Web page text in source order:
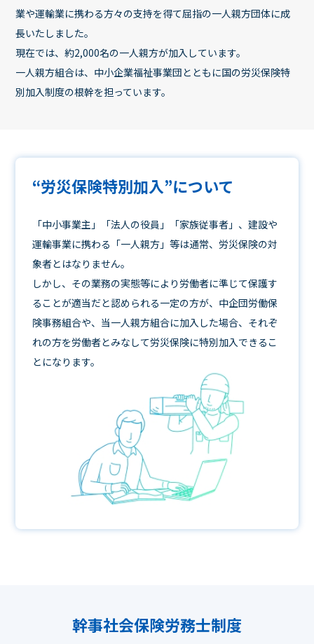
業や運輸業に携わる方々の支持を得て屈指の一人親方団体に成
長いたしました。
現在では、約2,000名の一人親方が加入しています。
一人親方組合は、中小企業福祉事業団とともに国の労災保険特
別加入制度の根幹を担っています。
“労災保険特別加入”について
「中小事業主」「法人の役員」「家族従事者」、建設や
運輸事業に携わる「一人親方」等は通常、労災保険の対
象者とはなりません。
しかし、その業務の実態等により労働者に準じて保護す
ることが適当だと認められる一定の方が、中企団労働保
険事務組合や、当一人親方組合に加入した場合、それぞ
れの方を労働者とみなして労災保険に特別加入できるこ
とになります。
幹事社会保険労務士制度